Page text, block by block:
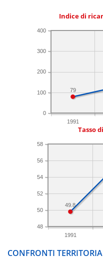
Indice di
1991
0
100
200
300
400
79
Tasso
1991
48
50
52
54
56
58
49.8
CONFRONTI